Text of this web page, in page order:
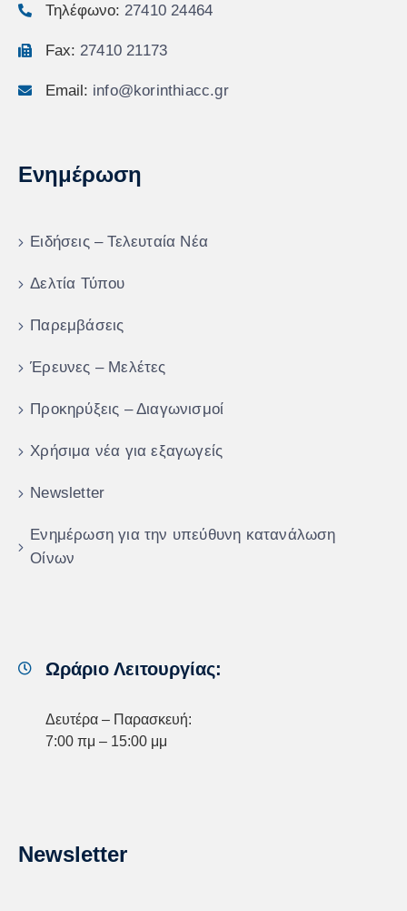
Τηλέφωνο: 27410 24464
Fax: 27410 21173
Email: info@korinthiacc.gr
Ενημέρωση
Ειδήσεις – Τελευταία Νέα
Δελτία Τύπου
Παρεμβάσεις
Έρευνες – Μελέτες
Προκηρύξεις – Διαγωνισμοί
Χρήσιμα νέα για εξαγωγείς
Newsletter
Ενημέρωση για την υπεύθυνη κατανάλωση
Οίνων
Ωράριο Λειτουργίας:
Δευτέρα – Παρασκευή:
7:00 πμ – 15:00 μμ
Newsletter